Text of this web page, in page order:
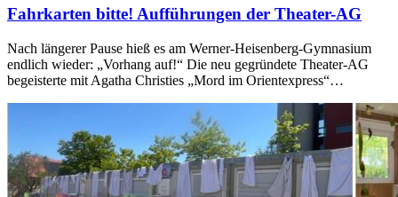
Fahrkarten bitte! Aufführungen der Theater-AG
Nach längerer Pause hieß es am Werner-Heisenberg-Gymnasium
endlich wieder: „Vorhang auf!“ Die neu gegründete Theater-AG
begeisterte mit Agatha Christies „Mord im Orientexpress“…